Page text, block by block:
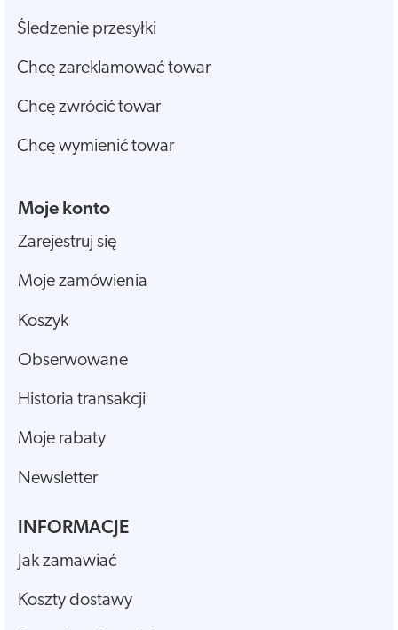
Śledzenie przesyłki
Chcę zareklamować towar
Chcę zwrócić towar
Chcę wymienić towar
Moje konto
Zarejestruj się
Moje zamówienia
Koszyk
Obserwowane
Historia transakcji
Moje rabaty
Newsletter
INFORMACJE
Jak zamawiać
Koszty dostawy